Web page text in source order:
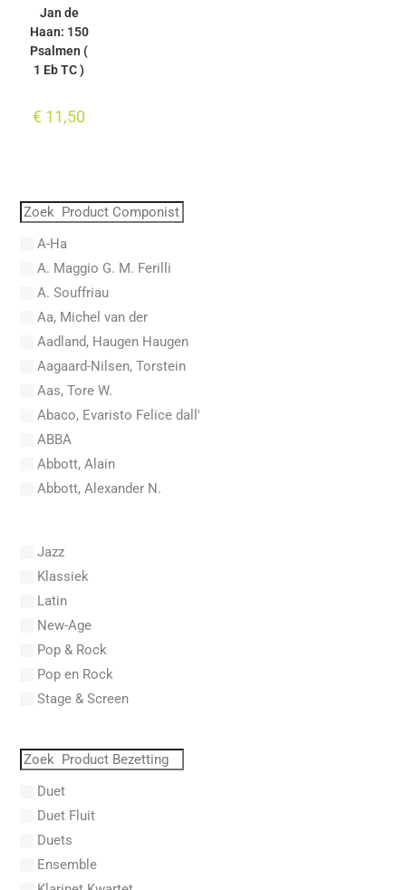
Jan de
Haan: 150
Psalmen (
1 Eb TC )
€ 11,50
A-Ha
A. Maggio G. M. Ferilli
A. Souffriau
Aa, Michel van der
Aadland, Haugen Haugen
Aagaard-Nilsen, Torstein
Aas, Tore W.
Abaco, Evaristo Felice dall'
ABBA
Abbott, Alain
Abbott, Alexander N.
Abel, Lex
Aberg, Johan Ludvig
Aboucaya, Christian
Aboulker, Isabelle
Abraham, Paul
Abrams, Lester
Abreu, Zequinha
Absil, Jean
AC/DC
Acker, Dieter
Acosta, Omar
Jazz
Klassiek
Latin
New-Age
Pop & Rock
Pop en Rock
Stage & Screen
Duet
Duet Fluit
Duets
Ensemble